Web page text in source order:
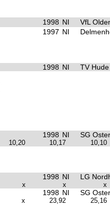
1998 NI
VfL
1997 NI
1998 NI TV Hude
1998 NI SG
10,20 10,17 10,10
1998 NI LG
x x x
1998 NI SG
x 23,92 25,16